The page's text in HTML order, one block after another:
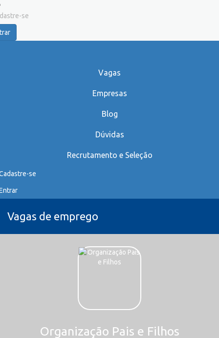
se
Vagas
Empresas
Blog
Dúvidas
Recrutamento e Seleção
se
Vagas de emprego
Organização Pais e Filhos